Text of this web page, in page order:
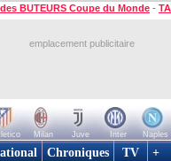
BUTEURS Coupe du Monde -
emplacement publicitaire
Milan Juve Inter
Naples
Chroniques TV +